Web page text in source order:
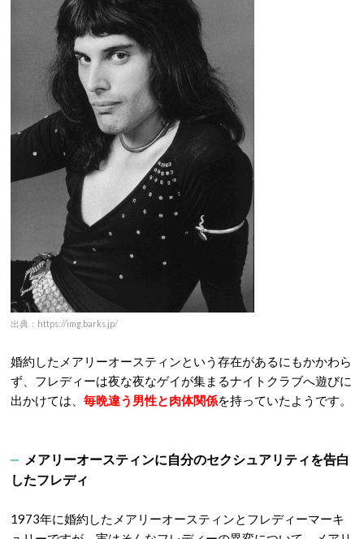
出典：https://img.barks.jp/
婚約したメアリーオースティンという存在があるにもかかわら
ず、フレディーは夜な夜なゲイが集まるナイトクラブへ遊びに
出かけては、 毎晩違う男性と肉体関係を持っていたようです。
メアリーオースティンに自分のセクシュアリティを告白
したフレディ
1973年に婚約したメアリーオースティンとフレディーマーキ